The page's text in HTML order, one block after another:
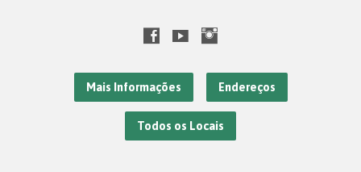
Mais Informações Endereços
Todos os Locais